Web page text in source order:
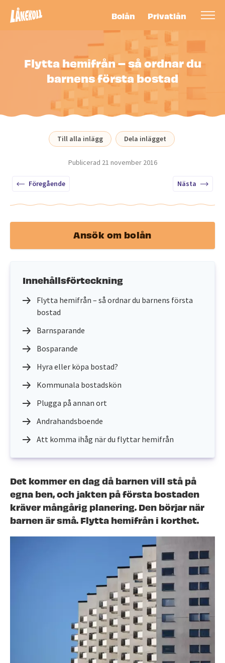
Bolån Privatlån
Flytta hemifrån – så ordnar du
barnens första bostad
Till alla inlägg Dela inlägget
Publicerad 21 november 2016
Föregående Nästa
Ansök om bolån
Innehållsförteckning
Flytta hemifrån – så ordnar du barnens första
bostad
Barnsparande
Bosparande
Hyra eller köpa bostad?
Kommunala bostadskön
Plugga på annan ort
Andrahandsboende
Att komma ihåg när du flyttar hemifrån
Det kommer en dag då barnen vill stå på
egna ben, och jakten på första bostaden
kräver mångårig planering. Den börjar när
barnen är små. Flytta hemifrån i korthet.